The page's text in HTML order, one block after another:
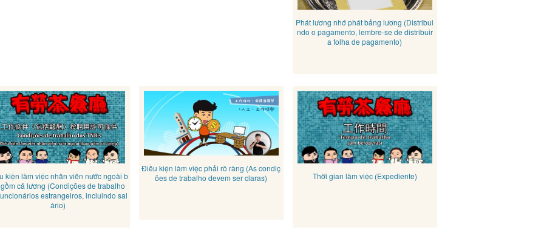
Phát lương nhớ phát bảng lương (Distribui
ndo o pagamento, lembre-se de distribuir
a folha de pagamento)
kiện làm việc nhân viên nước ngoài b
cả lương (Condições de trabalho
estrangeiros, incluindo sal
ário)
Điều kiện làm việc phải rõ ràng (As condiç
ões de trabalho devem ser claras)
Thời gian làm việc (Expediente)